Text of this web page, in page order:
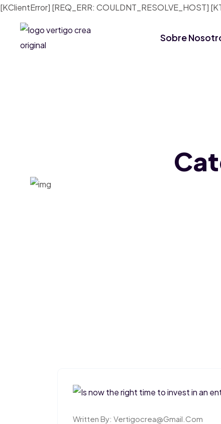
[KClientError] [REQ_ERR: COULDNT_RESOLVE_HOST]
Sobre
Written By: Vertigocrea@gmail.com